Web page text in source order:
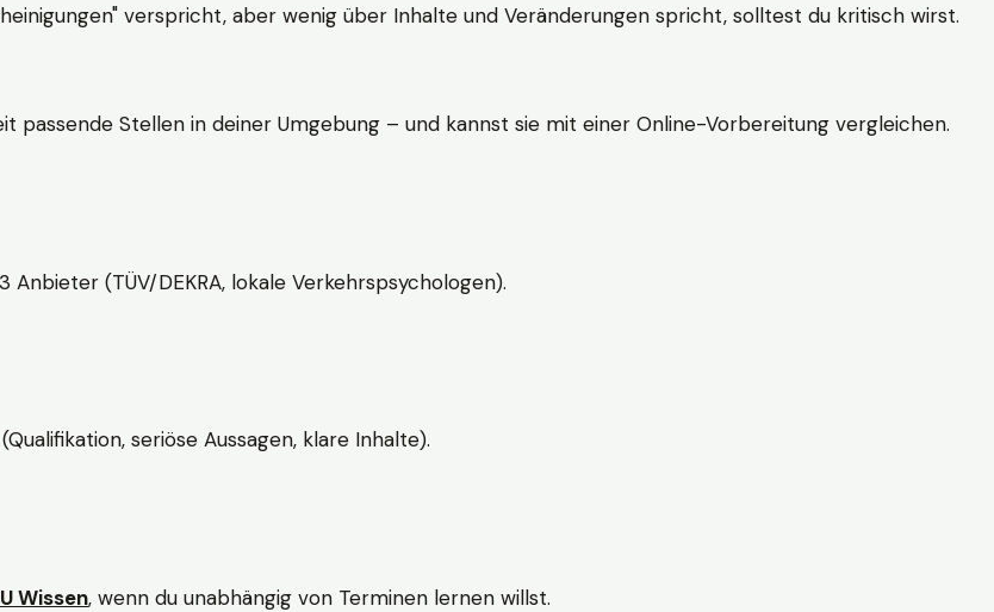
verspricht, aber wenig über Inhalte und Veränderungen spricht, solltest du kritisch wirst.
passende Stellen in deiner Umgebung – und kannst sie mit einer Online-Vorbereitung vergleichen.
(TÜV/DEKRA, lokale Verkehrspsychologen).
seriöse Aussagen, klare Inhalte).
Wissen, wenn du unabhängig von Terminen lernen willst.